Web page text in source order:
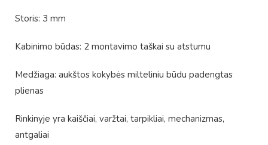
Storis: 3 mm
Kabinimo būdas: 2 montavimo taškai su atstumu
Medžiaga: aukštos kokybės milteliniu būdu padengtas
plienas
Rinkinyje yra kaiščiai, varžtai, tarpikliai, mechanizmas,
antgaliai